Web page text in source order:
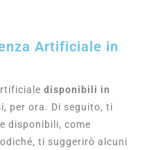
Artificiale in
disponibili in
per ora. Di seguito, ti
disponibili, come
ti suggerirò alcuni